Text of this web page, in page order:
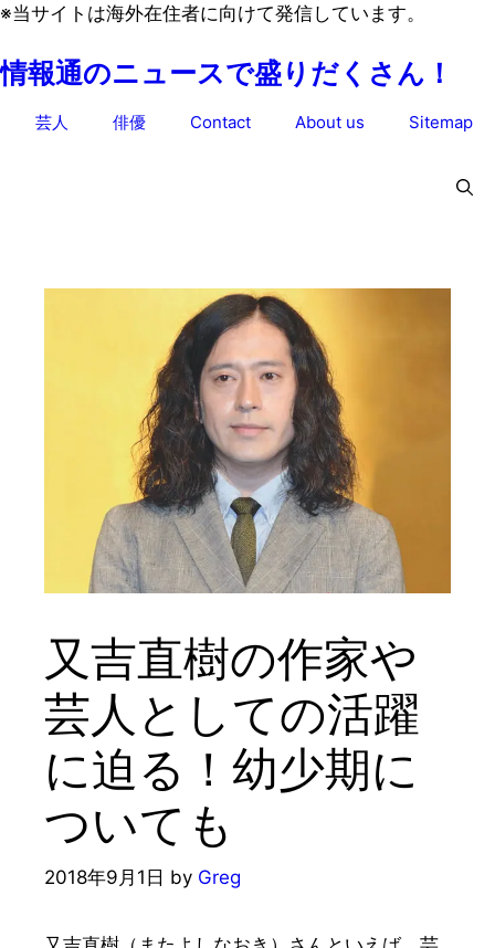
コ
テ
※当サイトは海外在住者に向けて発信しています。
情報通のニュースで盛りだくさん！
芸人 俳優 Contact About us Sitemap
又吉直樹の作家や
芸人としての活躍
に迫る！幼少期に
ついても
2018年9月1日 by Greg